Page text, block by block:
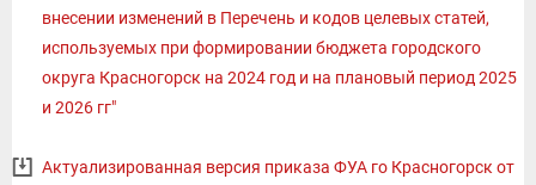
внесении изменений в Перечень и кодов целевых статей,
используемых при формировании бюджета городского
округа Красногорск на 2024 год и на плановый период 2025
и 2026 гг"
Актуализированная версия приказа ФУА го Красногорск от